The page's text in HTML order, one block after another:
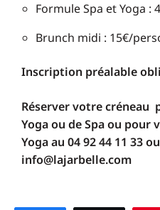
Formule Spa et Yoga :
Brunch midi : 15€/
Inscription préalable
Réserver votre créneau
Yoga ou de Spaou pour
Yogaau 04 92 44 11 33
info@lajarbelle.com